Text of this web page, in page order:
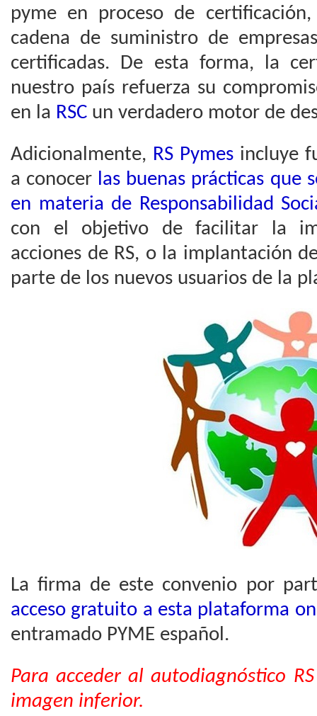
pyme en proceso de
cadena de suministro de
certificadas. De esta forma, la
nuestro país refuerza su
en la RSC un verdadero motor de
Adicionalmente, RS Pymes incluye
a conocer las buenas prácticas que
en materia de Responsabilidad
con el objetivo de facilitar la
acciones de RS, o la implantación
parte de los nuevos usuarios de la
La firma de este convenio por
acceso gratuito a esta plataforma
entramado PYME español.
Para acceder al autodiagnóstico
imagen inferior.